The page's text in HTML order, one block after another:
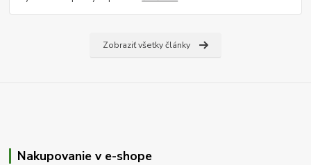
Zobraziť všetky články
Nakupovanie v e-shope